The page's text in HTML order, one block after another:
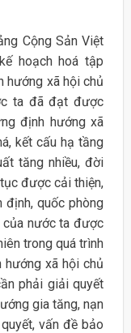
Cộng Sản Việt
hoạch hoá tập
hướng xã hội chủ
ta đã đạt được
định hướng xã
kết cấu hạ tầng
tăng nhiều, đời
được cải thiện,
định, quốc phòng
nước ta được
trong quá trình
hướng xã hội chủ
phải giải quyết
gia tăng, nạn
vấn đề bảo